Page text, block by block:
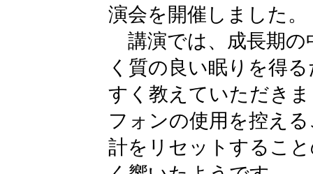
演会を開催しました。
講演では、成長期の
く質の良い眠りを得
すく教えていただき
フォンの使用を控え
計をリセットするこ